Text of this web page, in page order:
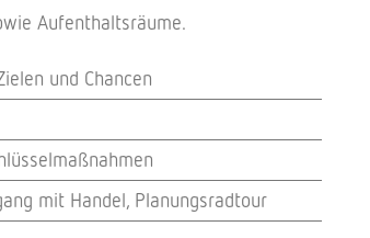
Aufenthaltsräume.
und Chancen
mit Handel, Planungsradtour